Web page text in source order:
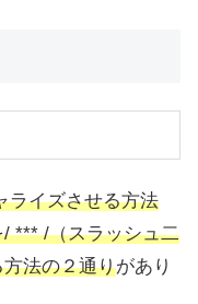
ライズさせる方法
*** /（スラッシュ二
法の２通りがあり